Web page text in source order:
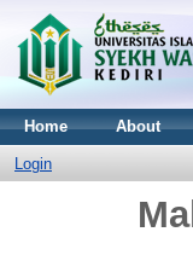
Home About
Login